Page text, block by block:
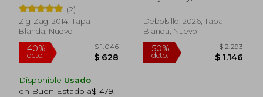
(2)
Zig-Zag, 2014, Tapa
Blanda, Nuevo
Disponible Usado
en Buen Estado a$ 479
Debolsillo, 2026, Tapa
Blanda, Nuevo